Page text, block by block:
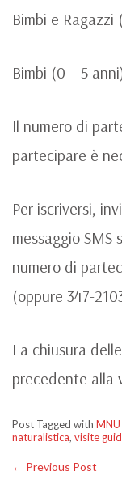
Bimbi e Ragazzi
Bimbi (0 – 5
Il numero di
partecipare è
Per iscriversi,
messaggio
numero di
(oppure 347-
La chiusura
precedente alla
Post Tagged with
naturalistica, visite
← Previous Post